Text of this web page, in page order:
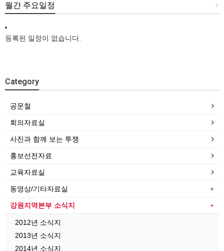
+
월간 주요일정
등록된 일정이 없습니다.
Category
공문철
회의자료실
사진과 함께 보는 투쟁
홍보선전자료
교육자료실
동영상/기타자료실
강원지역본부 소식지
2012년 소식지
2013년 소식지
2014년 소식지